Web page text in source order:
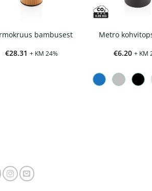
bambusest
€28.31 + KM 24%
Metro
€6.20 + KM